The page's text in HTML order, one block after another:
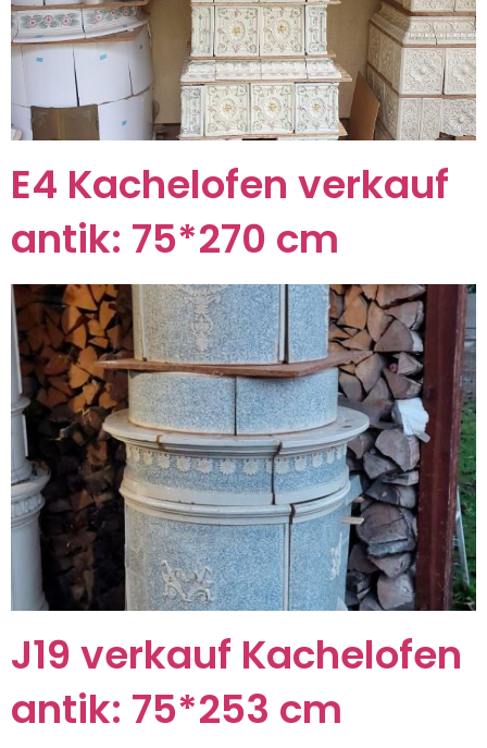
E4 Kachelofen verkauf
antik: 75*270 cm
J19 verkauf Kachelofen
antik: 75*253 cm